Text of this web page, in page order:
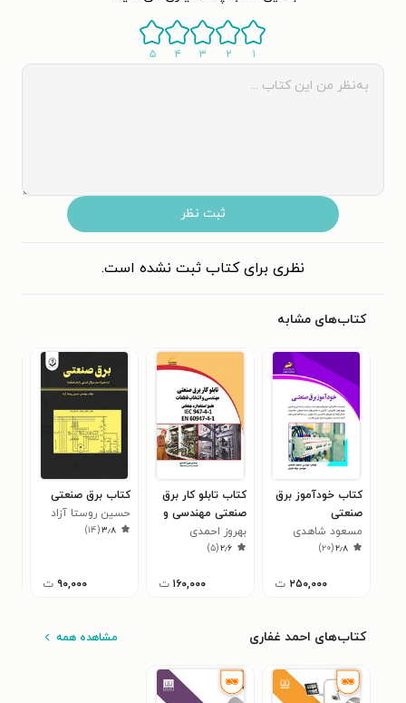
۱ ۲ ۳ ۴ ۵
ثبت نظر
نظری برای کتاب ثبت نشده است.
کتاب‌های مشابه
کتاب خودآموز برق
صنعتی
مسعود شاهدی
۲٫۸(۲۰)
۲۵۰,۰۰۰ ت
کتاب تابلو کار برق
صنعتی مهندسی و
انتخاب قطعات
بهروز احمدی
۲٫۶(۵)
۱۶۰,۰۰۰ ت
کتاب برق صنعتی
حسین روستا آزاد
۳٫۸(۱۴)
۹۰,۰۰۰ ت
کتاب‌های احمد غفاری مشاهده همه